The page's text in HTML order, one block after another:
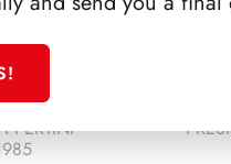
PERTINI